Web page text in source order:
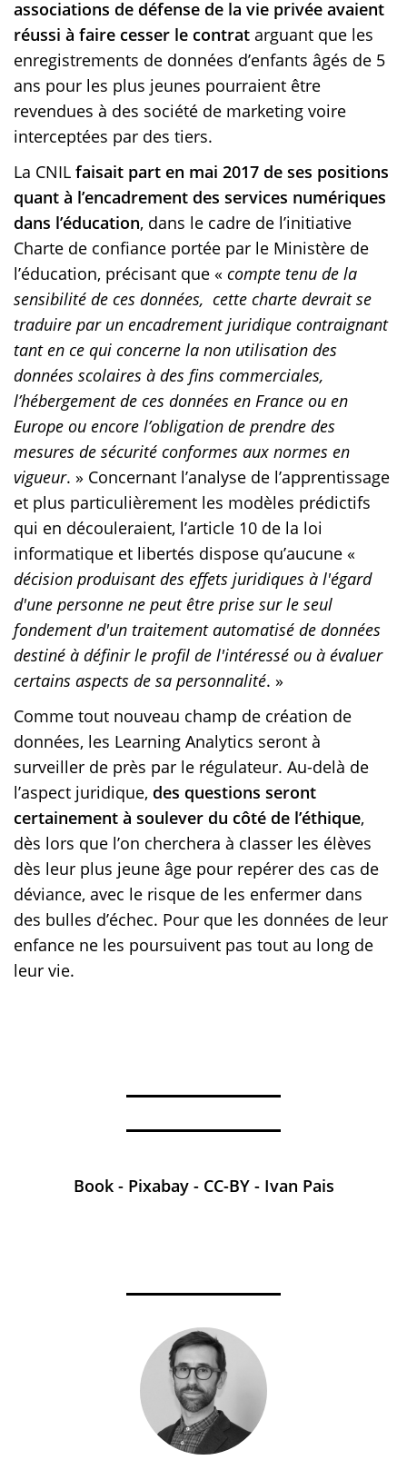
associations de défense de la vie privée avaient
réussi à faire cesser le contrat arguant que les
enregistrements de données d’enfants âgés de 5
ans pour les plus jeunes pourraient être
revendues à des société de marketing voire
interceptées par des tiers.
La CNIL faisait part en mai 2017 de ses positions
quant à l’encadrement des services numériques
dans l’éducation, dans le cadre de l’initiative
Charte de confiance portée par le Ministère de
l’éducation, précisant que « compte tenu de la
sensibilité de ces données, cette charte devrait se
traduire par un encadrement juridique contraignant
tant en ce qui concerne la non utilisation des
données scolaires à des fins commerciales,
l’hébergement de ces données en France ou en
Europe ou encore l’obligation de prendre des
mesures de sécurité conformes aux normes en
vigueur. » Concernant l’analyse de l’apprentissage
et plus particulièrement les modèles prédictifs
qui en découleraient, l’article 10 de la loi
informatique et libertés dispose qu’aucune «
décision produisant des effets juridiques à l'égard
d'une personne ne peut être prise sur le seul
fondement d'un traitement automatisé de données
destiné à définir le profil de l'intéressé ou à évaluer
certains aspects de sa personnalité. »
Comme tout nouveau champ de création de
données, les Learning Analytics seront à
surveiller de près par le régulateur. Au-delà de
l’aspect juridique, des questions seront
certainement à soulever du côté de l’éthique,
dès lors que l’on cherchera à classer les élèves
dès leur plus jeune âge pour repérer des cas de
déviance, avec le risque de les enfermer dans
des bulles d’échec. Pour que les données de leur
enfance ne les poursuivent pas tout au long de
leur vie.
Book - Pixabay - CC-BY - Ivan Pais